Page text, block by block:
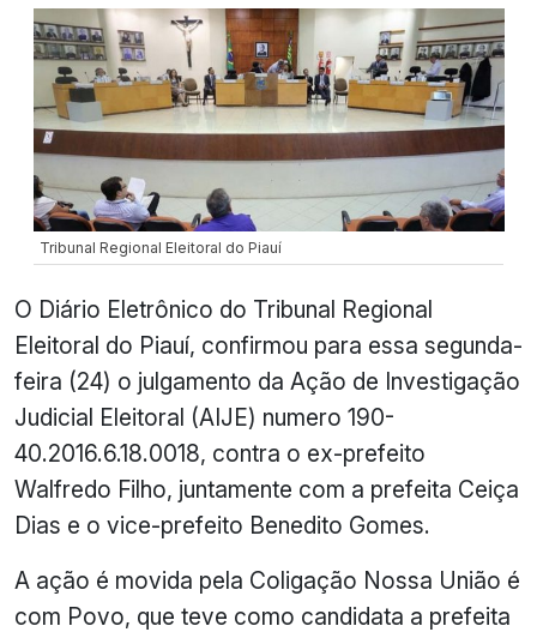
Tribunal Regional Eleitoral do Piauí
O Diário Eletrônico do Tribunal Regional
Eleitoral do Piauí, confirmou para essa segunda-
feira (24) o julgamento da Ação de Investigação
Judicial Eleitoral (AIJE) numero 190-
40.2016.6.18.0018, contra o ex-prefeito
Walfredo Filho, juntamente com a prefeita Ceiça
Dias e o vice-prefeito Benedito Gomes.
A ação é movida pela Coligação Nossa União é
com Povo, que teve como candidata a prefeita